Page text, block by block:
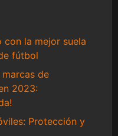
con la mejor suela
fútbol
de
2023:
Protección y